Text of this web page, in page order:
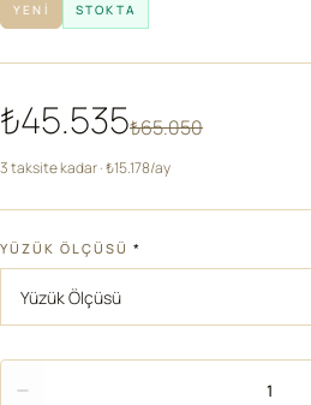
YENI STOKTA
₺45.535₺65.050
3 taksite kadar · ₺15.178/ay
YÜZÜK ÖLÇÜSÜ *
1